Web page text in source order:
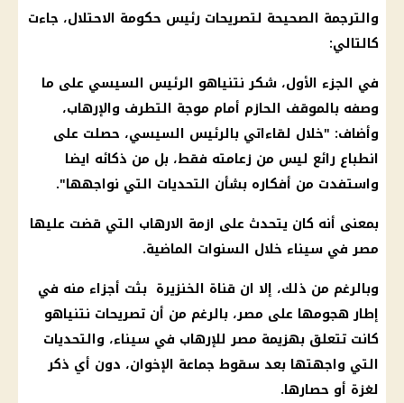
والترجمة الصحيحة لتصريحات رئيس حكومة الاحتلال، جاءت
كالتالي:
في الجزء الأول، شكر نتنياهو الرئيس السيسي على ما
وصفه بالموقف الحازم أمام موجة التطرف والإرهاب،
وأضاف: "خلال لقاءاتي بالرئيس السيسي، حصلت على
انطباع رائع ليس من زعامته فقط، بل من ذكائه ايضا
واستفدت من أفكاره بشأن التحديات التي نواجهها".
بمعنى أنه كان يتحدث على ازمة الارهاب التي قضت عليها
مصر في سيناء خلال السنوات الماضية.
وبالرغم من ذلك، إلا ان قناة الخنزيرة بثت أجزاء منه في
إطار هجومها على مصر، بالرغم من أن تصريحات نتنياهو
كانت تتعلق بهزيمة مصر للإرهاب في سيناء، والتحديات
التي واجهتها بعد سقوط جماعة الإخوان، دون أي ذكر
لغزة أو حصارها.